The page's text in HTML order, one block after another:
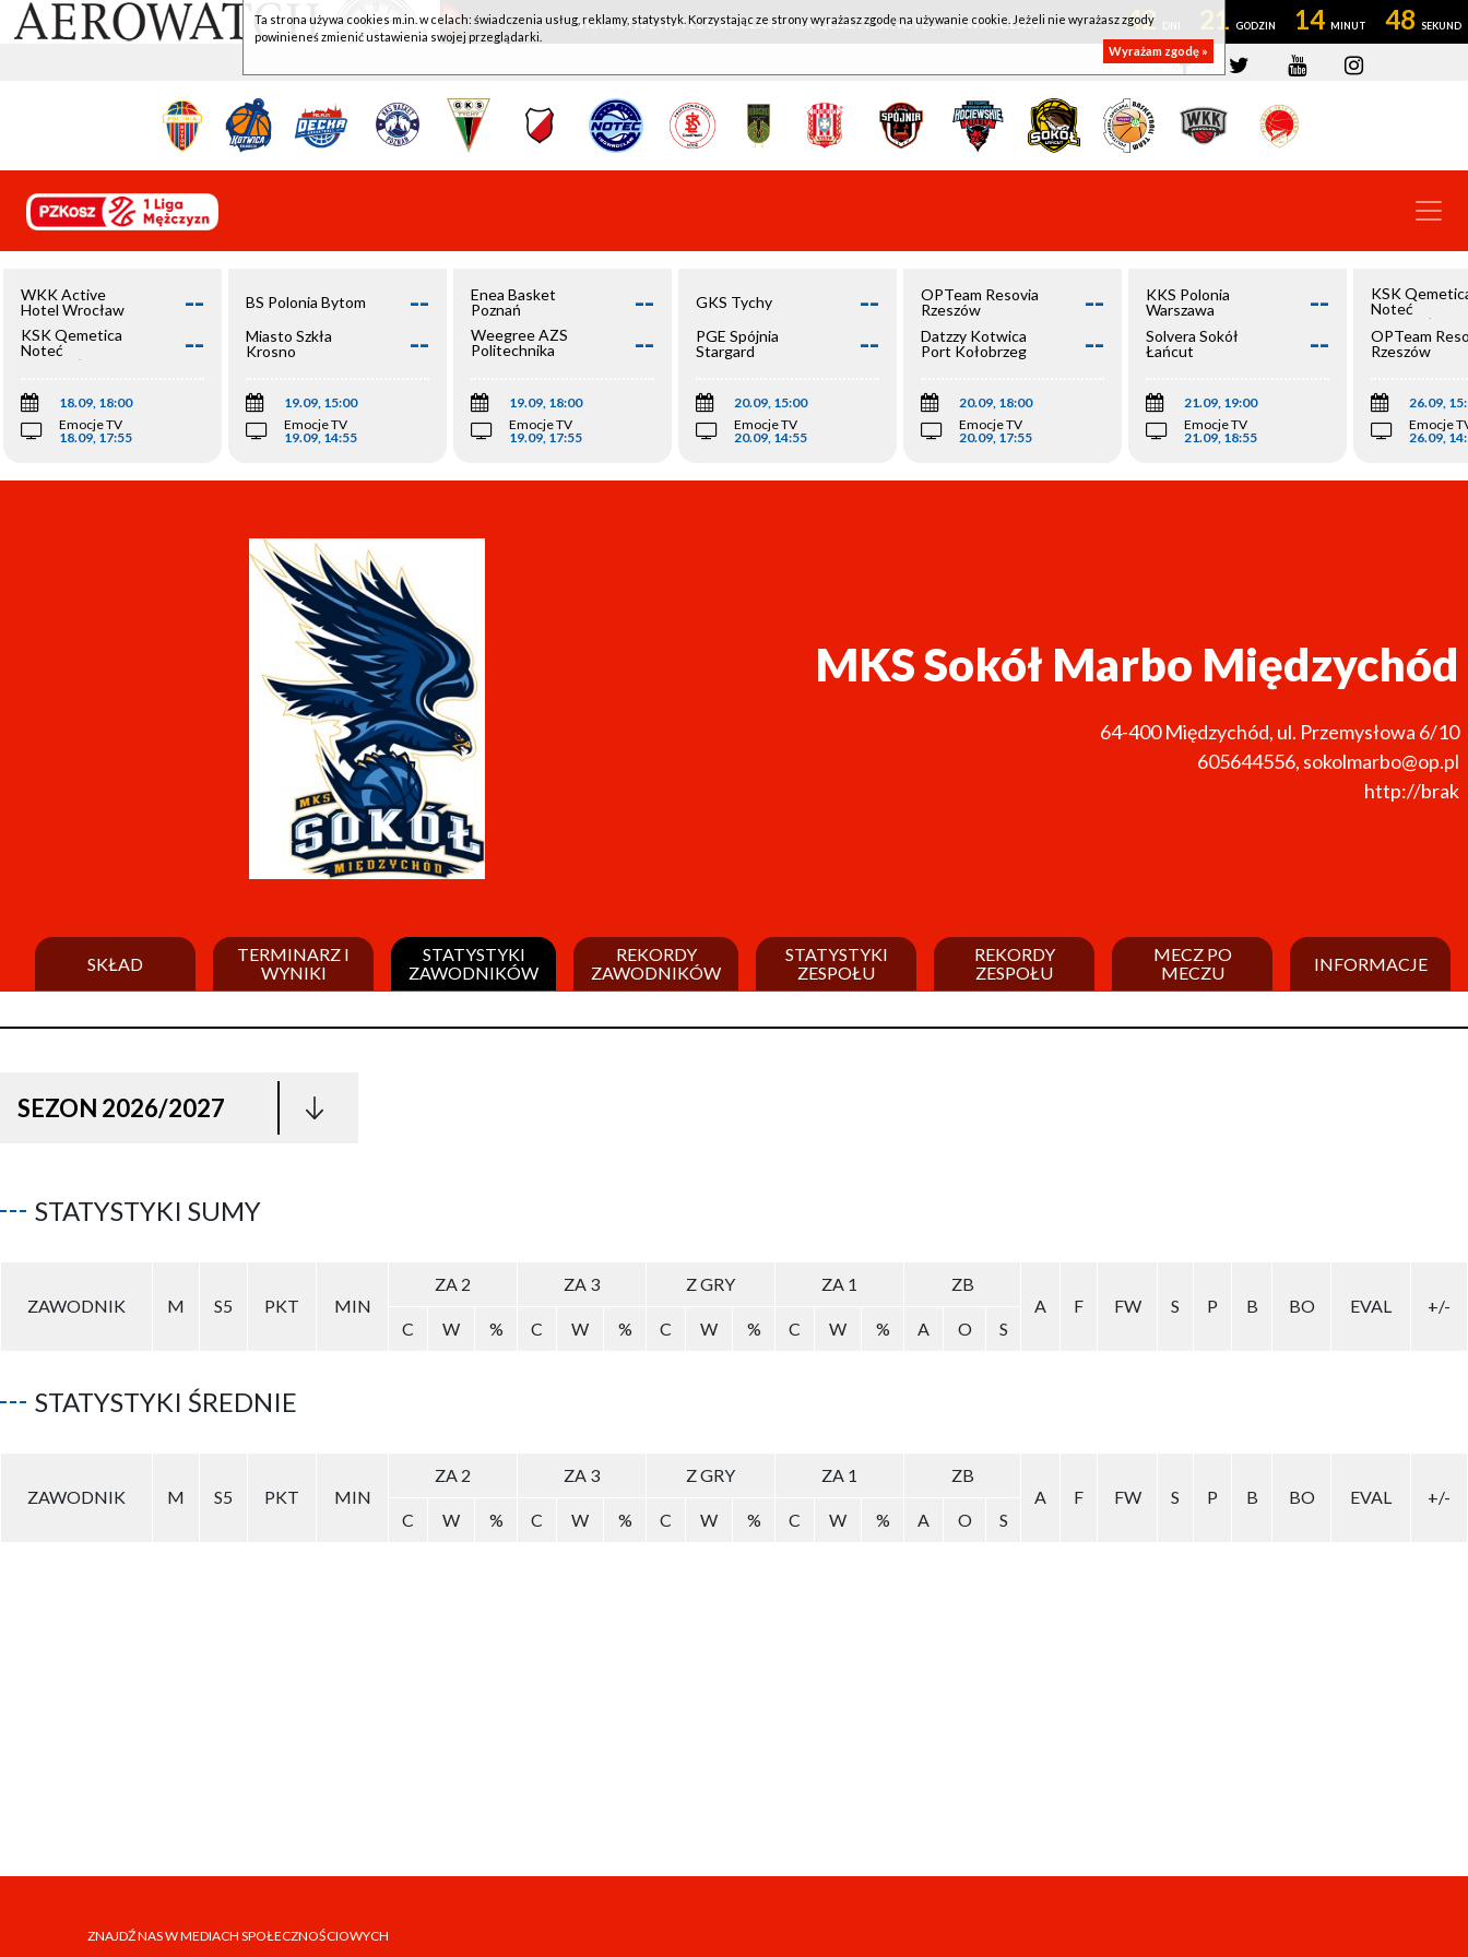
WKK ACTIVE HOTEL WROCŁAW - KSK QEMETICA NOTEĆ INOWROCŁAW 42 21 14 48
WKK Active
Hotel Wrocław
--
KSK Qemetica
Noteć
Inowrocław
--
18.09, 18:00
Emocje TV
18.09, 17:55
BS Polonia Bytom --
Miasto Szkła
Krosno
--
19.09, 15:00
Emocje TV
19.09, 14:55
Enea Basket
Poznań
--
Weegree AZS
Politechnika
--
19.09, 18:00
Emocje TV
19.09, 17:55
GKS Tychy --
PGE Spójnia
Stargard
--
20.09, 15:00
Emocje TV
20.09, 14:55
OPTeam Resovia
Rzeszów
--
Datzzy Kotwica
Port Kołobrzeg
--
20.09, 18:00
Emocje TV
20.09, 17:55
KKS Polonia
Warszawa
--
Solvera Sokół
Łańcut
--
21.09, 19:00
Emocje TV
21.09, 18:55
KSK
Noteć
Inowrocław
OPTeam
Rzeszów
26.09,
Emocje
26.09,
MKS Sokół Marbo Międzychód
64-400 Międzychód, ul. Przemysłowa 6/10
605644556, sokolmarbo@op.pl
http://brak
SKŁAD
TERMINARZ I
WYNIKI
STATYSTYKI
ZAWODNIKÓW
REKORDY
ZAWODNIKÓW
STATYSTYKI
ZESPOŁU
REKORDY
ZESPOŁU
MECZ PO
MECZU
INFORMACJE
SEZON 2026/2027
STATYSTYKI SUMY
ZAWODNIK M S5 PKT MIN
ZA 2 ZA 3 Z GRY ZA 1
ZB
A
F FW S P B BO EVAL
+/-
C
W % C W % C W % C W % A O S
STATYSTYKI ŚREDNIE
ZAWODNIK M S5 PKT MIN
ZA 2 ZA 3 Z GRY ZA 1
ZB
A
F FW S P B BO EVAL
+/-
C
W % C W % C W % C W % A O S
ZNAJDŹ NAS W MEDIACH SPOŁECZNOŚCIOWYCH
Ta strona używa cookies m.in. w celach: świadczenia usług, reklamy, statystyk. Korzystając ze strony wyrażasz zgodę na używanie cookie. Jeżeli nie wyrażasz zgody
powinieneś zmienić ustawienia swojej przeglądarki.
Wyrażam zgodę »